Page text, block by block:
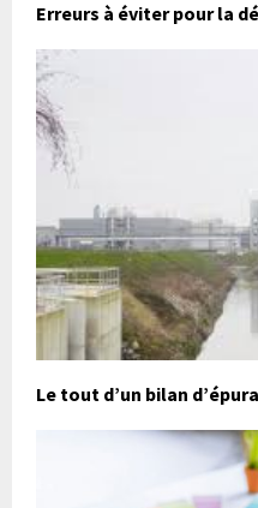
Erreurs à éviter pour la
Le tout d’un bilan